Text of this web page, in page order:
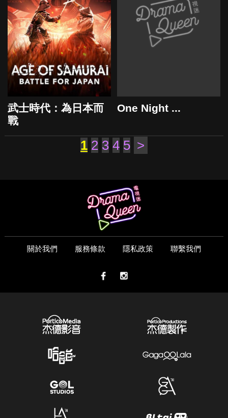
武士時代：為日本而
戰
2021
One Night ...
2021
1 2 3 4 5 >
關於我們 服務條款 隱私政策 聯繫我們